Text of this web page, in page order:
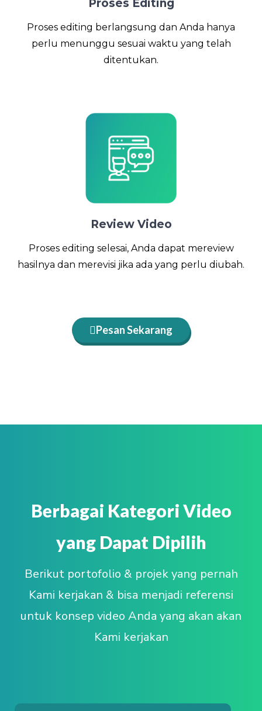
Proses Editing
Proses editing berlangsung dan Anda hanya
perlu menunggu sesuai waktu yang telah
ditentukan.
Review Video
Proses editing selesai, Anda dapat mereview
hasilnya dan merevisi jika ada yang perlu diubah.
Pesan Sekarang
Berbagai Kategori Video
yang Dapat Dipilih
Berikut portofolio & projek yang pernah
Kami kerjakan & bisa menjadi referensi
untuk konsep video Anda yang akan akan
Kami kerjakan